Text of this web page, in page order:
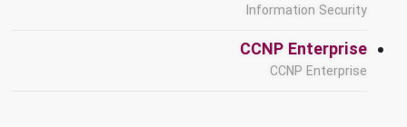
Information Security
CCNP Enterprise
CCNP Enterprise